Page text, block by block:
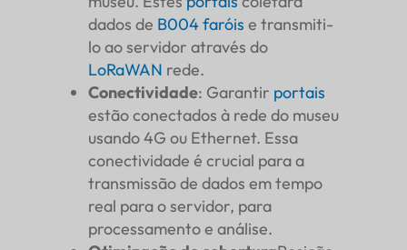
dados de B004faróis e transmiti-
lo ao servidor através do
LoRaWAN rede.
Conectividade: Garantir portais
estão conectados à rede do museu
usando 4G ou Ethernet. Essa
conectividade é crucial para a
transmissão de dados em tempo
real para o servidor, para
processamento e análise.